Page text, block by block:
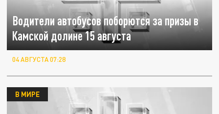
Водители автобусов поборются за призы в
Камской долине 15 августа
04 АВГУСТА 07:28
В МИРЕ